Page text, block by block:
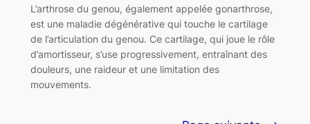
L’arthrose du genou, également appelée gonarthrose,
est une maladie dégénérative qui touche le cartilage
de l’articulation du genou. Ce cartilage, qui joue le rôle
d’amortisseur, s’use progressivement, entraînant des
douleurs, une raideur et une limitation des
mouvements.